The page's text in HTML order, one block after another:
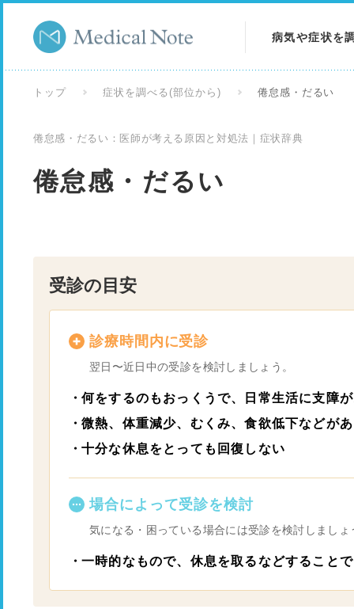
病気や症状を
トップ 症状を調べる(部位から) 倦怠感・だるい
倦怠感・だるい：医師が考える原因と対処法｜症状辞典
倦怠感・だるい
受診の目安
診療時間内に受診
翌日〜近日中の受診を検討しましょう。
何をするのもおっくうで、日常生活に支障
微熱、体重減少、むくみ、食欲低下などが
十分な休息をとっても回復しない
場合によって受診を検討
気になる・困っている場合には受診を検討しましょ
一時的なもので、休息を取るなどすること